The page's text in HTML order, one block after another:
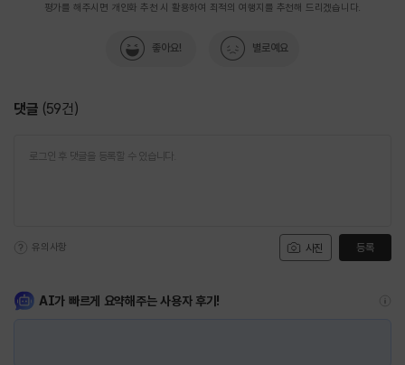
평가를 해주시면 개인화 추천 시 활용하여 최적의 여행지를 추천해 드리겠습니다.
좋아요! 별로예요
댓글 (59건)
사진
유의사항 등록
AI가 빠르게 요약해주는 사용자 후기!